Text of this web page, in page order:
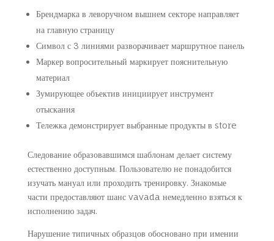
Брендмарка в леворучном вышнем секторе направляет
на главную страницу
Символ с 3 линиями разворачивает маршрутное панель
Маркер вопросительный маркирует пояснительную
материал
Зумирующее объектив инициирует инструмент
отыскания
Тележка демонстрирует выбранные продукты в store
Следование образовавшимся шаблонам делает систему
естественно доступным. Пользователю не понадобится
изучать мануал или проходить тренировку. Знакомые
части предоставляют шанс vavada немедленно взяться к
исполнению задач.
Нарушение типичных образцов обосновано при имении